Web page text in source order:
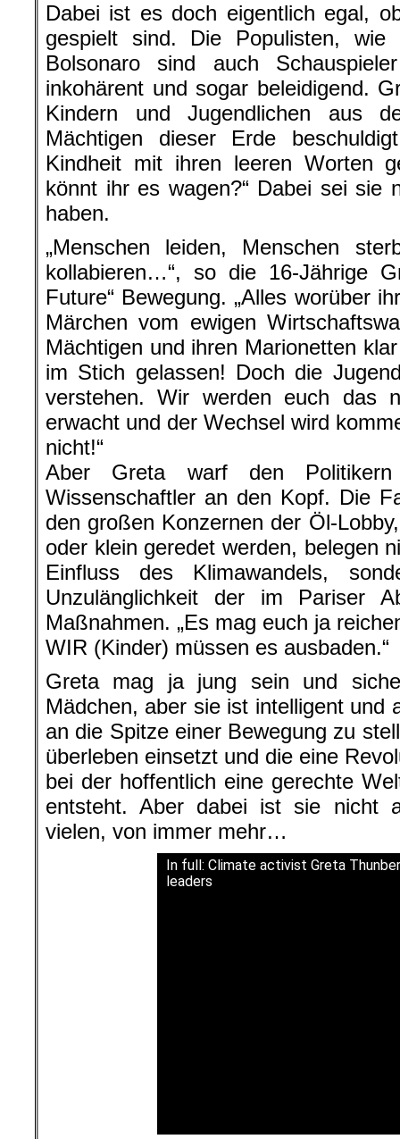
Dabei ist es doch eigentlich egal,
gespielt sind. Die Populisten,
Bolsonaro sind auch
inkohärent und sogar beleidigend.
Kindern und Jugendlichen aus
Mächtigen dieser Erde
Kindheit mit ihren leeren Worten
könnt ihr es wagen?“ Dabei sei sie
haben.
„Menschen leiden, Menschen
kollabieren…“, so die 16-Jährige
Future“ Bewegung. „Alles worüber
Märchen vom ewigen
Mächtigen und ihren Marionetten
im Stich gelassen! Doch die
verstehen. Wir werden euch das
erwacht und der Wechsel wird
nicht!“
Aber Greta warf den
Wissenschaftler an den Kopf. Die
den großen Konzernen der Öl-
oder klein geredet werden, belegen
Einfluss des Klimawandels,
Unzulänglichkeit der im Pariser
Maßnahmen. „Es mag euch ja
WIR (Kinder) müssen es ausbaden.“
Greta mag ja jung sein und
Mädchen, aber sie ist intelligent und
an die Spitze einer Bewegung zu
überleben einsetzt und die eine
bei der hoffentlich eine gerechte
entsteht. Aber dabei ist sie nicht
vielen, von immer mehr…
In full: Climate activist Greta
leaders